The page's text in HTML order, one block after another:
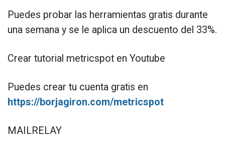
Puedes probar las herramientas gratis durante
una semana y se le aplica un descuento del 33%.
Crear tutorial metricspot en Youtube
Puedes crear tu cuenta gratis en
https://borjagiron.com/metricspot
MAILRELAY